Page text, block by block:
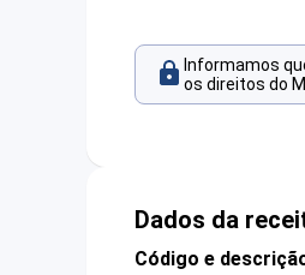
Informamos
os direitos do
Dados da
Código e